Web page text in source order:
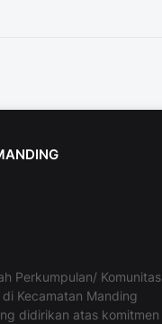
Perkumpulan/ Komunitas
Kecamatan Manding
didirikan atas komitmen